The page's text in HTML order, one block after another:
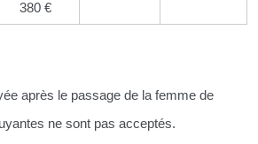
380 €
après le passage de la femme de
ne sont pas acceptés.